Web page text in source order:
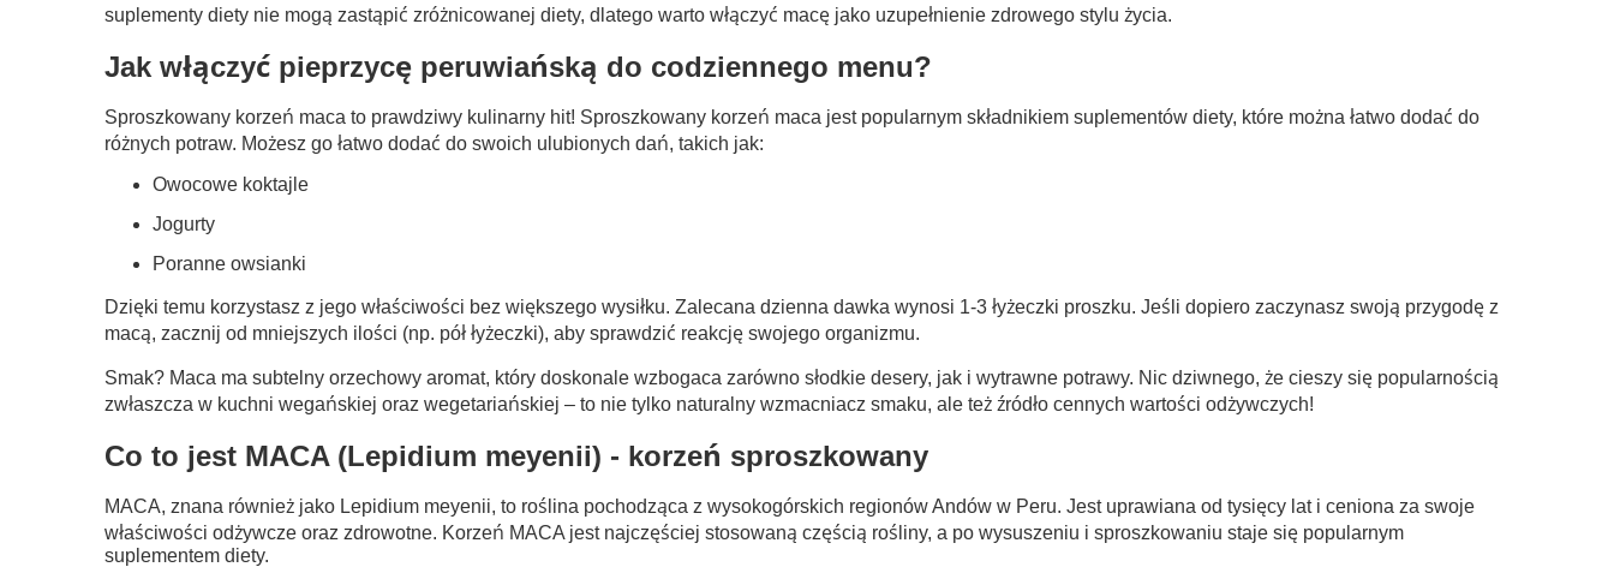
suplementy diety nie mogą zastąpić zróżnicowanej diety, dlatego warto włączyć macę jako uzupełnienie zdrowego stylu życia.
Jak włączyć pieprzycę peruwiańską do codziennego menu?
Sproszkowany korzeń maca to prawdziwy kulinarny hit! Sproszkowany korzeń maca jest popularnym składnikiem suplementów diety, które można łatwo dodać do
różnych potraw. Możesz go łatwo dodać do swoich ulubionych dań, takich jak:
Owocowe koktajle
Jogurty
Poranne owsianki
Dzięki temu korzystasz z jego właściwości bez większego wysiłku. Zalecana dzienna dawka wynosi 1-3 łyżeczki proszku. Jeśli dopiero zaczynasz swoją przygodę z
macą, zacznij od mniejszych ilości (np. pół łyżeczki), aby sprawdzić reakcję swojego organizmu.
Smak? Maca ma subtelny orzechowy aromat, który doskonale wzbogaca zarówno słodkie desery, jak i wytrawne potrawy. Nic dziwnego, że cieszy się popularnością
zwłaszcza w kuchni wegańskiej oraz wegetariańskiej – to nie tylko naturalny wzmacniacz smaku, ale też źródło cennych wartości odżywczych!
Co to jest MACA (Lepidium meyenii) - korzeń sproszkowany
MACA, znana również jako Lepidium meyenii, to roślina pochodząca z wysokogórskich regionów Andów w Peru. Jest uprawiana od tysięcy lat i ceniona za swoje
właściwości odżywcze oraz zdrowotne. Korzeń MACA jest najczęściej stosowaną częścią rośliny, a po wysuszeniu i sproszkowaniu staje się popularnym
suplementem diety.